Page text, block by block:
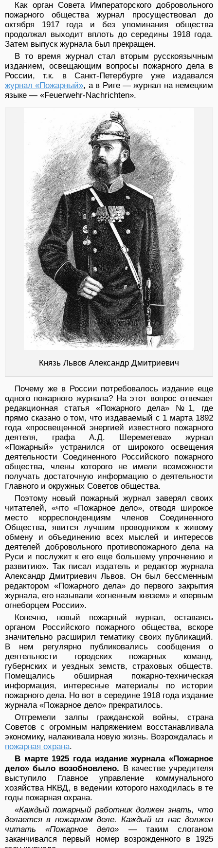
Как орган Совета Императорского добровольного
пожарного общества журнал просуществовал до
октября 1917 года и без упоминания общества
продолжал выходит вплоть до середины 1918 года.
Затем выпуск журнала был прекращен.
В то время журнал стал вторым русскоязычным
изданием, освещающим вопросы пожарного дела в
России, т.к. в Санкт-Петербурге уже издавался
журнал «Пожарный», а в Риге — журнал на немецким
языке — «Feuerwehr-Nachrichten».
Князь Львов Александр Дмитриевич
Почему же в России потребовалось издание еще
одного пожарного журнала? На этот вопрос отвечает
редакционная статья «Пожарного дела» №1, где
прямо сказано о том, что издаваемый с 1 марта 1892
года «просвещенной энергией известного пожарного
деятеля, графа А.Д. Шереметева» журнал
«Пожарный» устранился от широкого освещения
деятельности Соединенного Российского пожарного
общества, члены которого не имели возможности
получать достаточную информацию о деятельности
Главного и окружных Советов общества.
Поэтому новый пожарный журнал заверял своих
читателей, «что «Пожарное дело», отводя широкое
место корреспонденциям членов Соединенного
Общества, явится лучшим проводником к живому
обмену и объединению всех мыслей и интересов
деятелей добровольного противопожарного дела на
Руси и послужит к его еще большему упрочнению и
развитию». Так писал издатель и редактор журнала
Александр Дмитриевич Львов. Он был бессменным
редактором «Пожарного дела» до первого закрытия
журнала, его называли «огненным князем» и «первым
огнеборцем России».
Конечно, новый пожарный журнал, оставаясь
органом Российского пожарного общества, вскоре
значительно расширил тематику своих публикаций.
В нем регулярно публиковались сообщения о
деятельности городских пожарных команд,
губернских и уездных земств, страховых обществ.
Помещались обширная пожарно-техническая
информация, интересные материалы по истории
пожарного дела. Но вот в середине 1918 года издание
журнала «Пожарное дело» прекратилось.
Отгремели залпы гражданской войны, страна
Советов с огромным напряжением восстанавливала
экономику, налаживала новую жизнь. Возрождалась и
пожарная охрана.
В марте 1925 года издание журнала «Пожарное
дело» было возобновлено. В качестве учредителя
выступило Главное управление коммунального
хозяйства НКВД, в ведении которого находилась в те
годы пожарная охрана.
«Каждый пожарный работник должен знать, что
делается в пожарном деле. Каждый из нас должен
читать «Пожарное дело» — таким слоганом
заканчивался первый номер возрожденного в 1925